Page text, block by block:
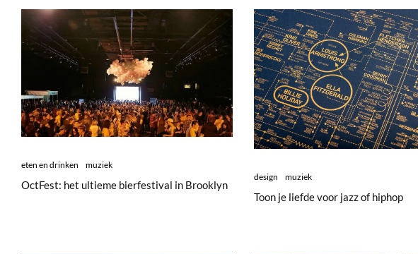
eten en drinken muziek
OctFest: het ultieme bierfestival in Brooklyn
design muziek
Toon je liefde voor jazz of hiphop